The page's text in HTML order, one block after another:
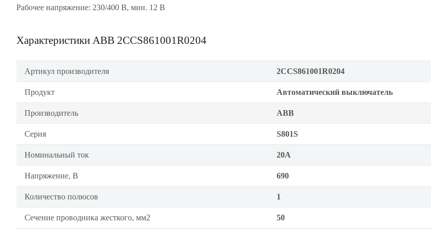
Рабочее напряжение: 230/400 В, мин. 12 В
Характеристики ABB 2CCS861001R0204
Артикул производителя 2CCS861001R0204
Продукт Автоматический выключатель
Производитель ABB
Серия S801S
Номинальный ток 20А
Напряжение, В 690
Количество полюсов 1
Сечение проводника жесткого, мм2 50